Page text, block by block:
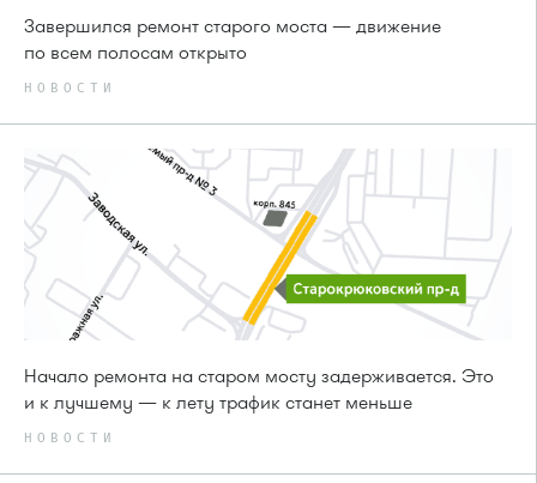
Завершился ремонт старого моста — движение
по всем полосам открыто
НОВОСТИ
Начало ремонта на старом мосту задерживается. Это
и к лучшему — к лету трафик станет меньше
НОВОСТИ